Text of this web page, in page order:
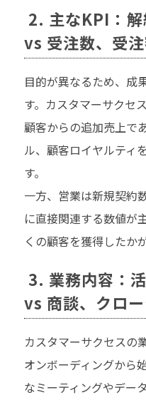
2. 主なKPI：
vs 受注数、受
目的が異なるため、成
す。カスタマーサクセ
顧客からの追加売上で
ル、顧客ロイヤルティ
す。
一方、営業は新規契約
に直接関連する数値が
くの顧客を獲得したか
3. 業務内容：
vs 商談、クロ
カスタマーサクセスの
オンボーディングから
なミーティングやデー